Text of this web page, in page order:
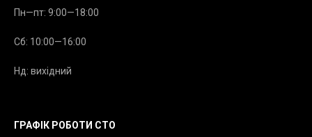
Пн—пт: 9:00—18:00
Сб: 10:00—16:00
Нд: вихідний
ГРАФІК РОБОТИ СТО